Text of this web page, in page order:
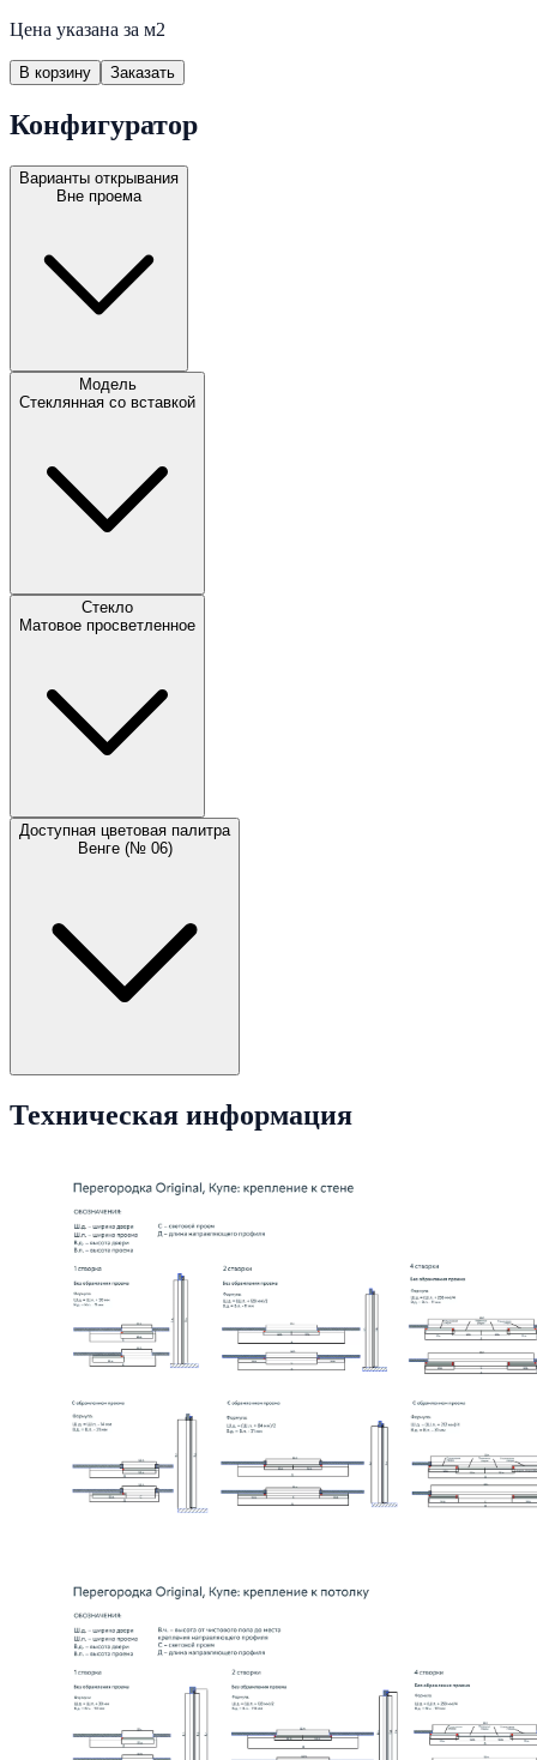
Цена указана за м2
В корзину Заказать
Конфигуратор
Варианты открывания
Вне проема
Модель
Стеклянная со вставкой
Стекло
Матовое просветленное
Доступная цветовая палитра
Венге (№ 06)
Техническая информация